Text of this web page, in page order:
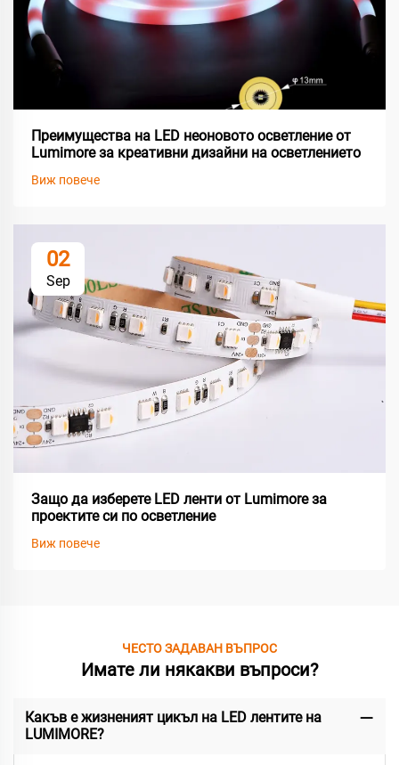
Преимущества на LED неоновото осветление от
Lumimore за креативни дизайни на осветлението
Виж повече
02
Sep
Защо да изберете LED ленти от Lumimore за
проектите си по осветление
Виж повече
ЧЕСТО ЗАДАВАН ВЪПРОС
Имате ли някакви въпроси?
Какъв е жизненият цикъл на LED лентите на
LUMIMORE?